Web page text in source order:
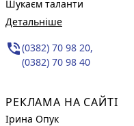
Шукаєм таланти
Детальніше
phone_in_talk(0382) 70 98 20,
(0382) 70 98 40
РЕКЛАМА НА САЙТІ
Ірина Опук